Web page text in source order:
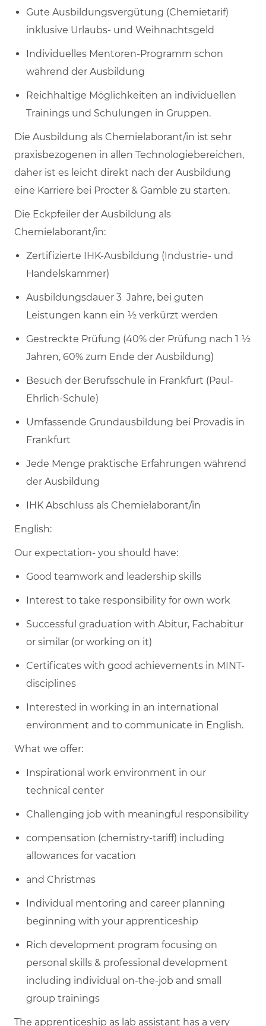
Gute Ausbildungsvergütung (Chemietarif)
inklusive Urlaubs- und Weihnachtsgeld
Individuelles Mentoren-Programm schon
während der Ausbildung
Reichhaltige Möglichkeiten an individuellen
Trainings und Schulungen in Gruppen.
Die Ausbildung als Chemielaborant/in ist sehr
praxisbezogenen in allen Technologiebereichen,
daher ist es leicht direkt nach der Ausbildung
eine Karriere bei Procter & Gamble zu starten.
Die Eckpfeiler der Ausbildung als
Chemielaborant/in:
Zertifizierte IHK-Ausbildung (Industrie- und
Handelskammer)
Ausbildungsdauer 3 Jahre, bei guten
Leistungen kann ein ½ verkürzt werden
Gestreckte Prüfung (40% der Prüfung nach 1 ½
Jahren, 60% zum Ende der Ausbildung)
Besuch der Berufsschule in Frankfurt (Paul-
Ehrlich-Schule)
Umfassende Grundausbildung bei Provadis in
Frankfurt
Jede Menge praktische Erfahrungen während
der Ausbildung
IHK Abschluss als Chemielaborant/in
English:
Our expectation- you should have:
Good teamwork and leadership skills
Interest to take responsibility for own work
Successful graduation with Abitur, Fachabitur
or similar (or working on it)
Certificates with good achievements in MINT-
disciplines
Interested in working in an international
environment and to communicate in English.
What we offer:
Inspirational work environment in our
technical center
Challenging job with meaningful responsibility
compensation (chemistry-tariff) including
allowances for vacation
and Christmas
Individual mentoring and career planning
beginning with your apprenticeship
Rich development program focusing on
personal skills & professional development
including individual on-the-job and small
group trainings
The apprenticeship as lab assistant has a very